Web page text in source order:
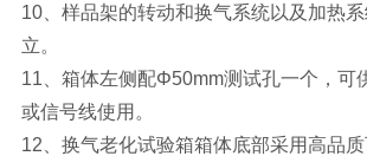
10、样品架的转动和换气系统以及加热
立。
11、箱体左侧配Φ50mm测试孔一个，可
或信号线使用。
12、换气老化试验箱箱体底部采用高品